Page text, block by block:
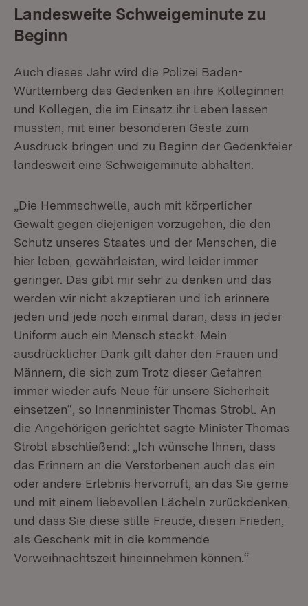
Landesweite Schweigeminute zu
Beginn
Auch dieses Jahr wird die Polizei Baden-
Württemberg das Gedenken an ihre Kolleginnen
und Kollegen, die im Einsatz ihr Leben lassen
mussten, mit einer besonderen Geste zum
Ausdruck bringen und zu Beginn der Gedenkfeier
landesweit eine Schweigeminute abhalten.
„Die Hemmschwelle, auch mit körperlicher
Gewalt gegen diejenigen vorzugehen, die den
Schutz unseres Staates und der Menschen, die
hier leben, gewährleisten, wird leider immer
geringer. Das gibt mir sehr zu denken und das
werden wir nicht akzeptieren und ich erinnere
jeden und jede noch einmal daran, dass in jeder
Uniform auch ein Mensch steckt. Mein
ausdrücklicher Dank gilt daher den Frauen und
Männern, die sich zum Trotz dieser Gefahren
immer wieder aufs Neue für unsere Sicherheit
einsetzen“, so Innenminister Thomas Strobl. An
die Angehörigen gerichtet sagte Minister Thomas
Strobl abschließend: „Ich wünsche Ihnen, dass
das Erinnern an die Verstorbenen auch das ein
oder andere Erlebnis hervorruft, an das Sie gerne
und mit einem liebevollen Lächeln zurückdenken,
und dass Sie diese stille Freude, diesen Frieden,
als Geschenk mit in die kommende
Vorweihnachtszeit hineinnehmen können.“